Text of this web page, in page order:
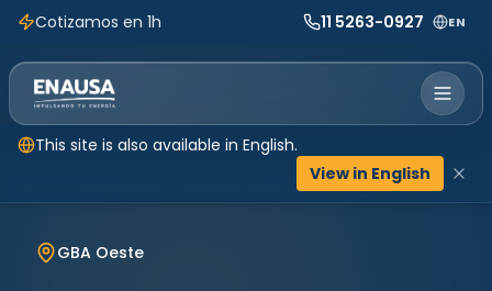
This site is also available in English.
View in English
Cotizamos en 1h 11 5263-0927 EN
General San Martín
GBA Oeste